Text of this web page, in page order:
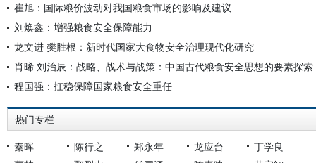
崔旭：国际粮价波动对我国粮食市场的影响及建议
刘焕鑫：增强粮食安全保障能力
龙文进 樊胜根：新时代国家大食物安全治理现代化研究
肖晞 刘治辰：战略、战术与战策：中国古代粮食安全思想的要素探索
程国强：扛稳保障国家粮食安全重任
热门专栏
秦晖 陈行之 郑永年 龙应台
丁学良